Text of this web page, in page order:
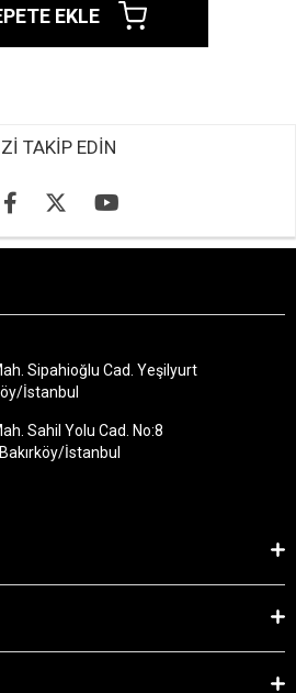
TAKİP EDİN
Sipahioğlu Cad. Yeşilyurt
İstanbul
Sahil Yolu Cad. No:8
İstanbul